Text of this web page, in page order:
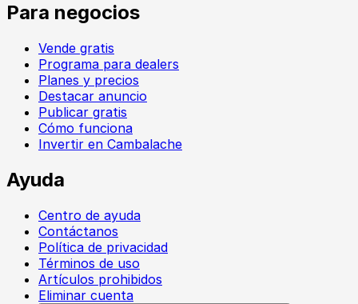
Para negocios
Vende gratis
Programa para dealers
Planes y precios
Destacar anuncio
Publicar gratis
Cómo funciona
Invertir en Cambalache
Ayuda
Centro de ayuda
Contáctanos
Política de privacidad
Términos de uso
Artículos prohibidos
Eliminar cuenta